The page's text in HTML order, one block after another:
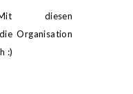
diesen
Organisation
:)